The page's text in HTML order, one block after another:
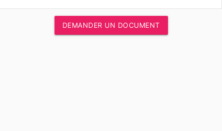
DEMANDER UN DOCUMENT